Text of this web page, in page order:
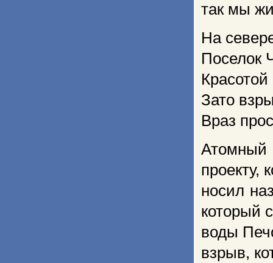
так мы
На
Поселок
Зато
Враз
проекту,
носил
который
воды
взрыв,